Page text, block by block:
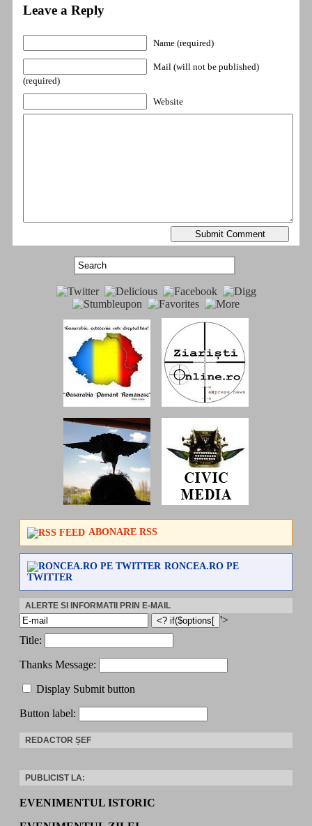
Leave a Reply
Name (required)
Mail (will not be published)
(required)
Website
ABONARE RSS
RONCEA.RO PE
TWITTER
ALERTE SI INFORMATII PRIN E-MAIL
'>
Title:
Thanks Message:
Display Submit button
Button label:
REDACTOR ȘEF
PUBLICIST LA:
EVENIMENTUL ISTORIC